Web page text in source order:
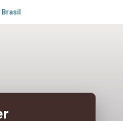
Brasil